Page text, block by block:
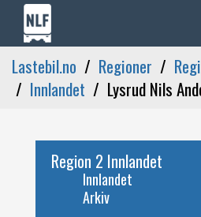
Lastebil.no Regioner
Innlandet
Lysrud Nils
Region 2 Innlandet
Innlandet
Arkiv